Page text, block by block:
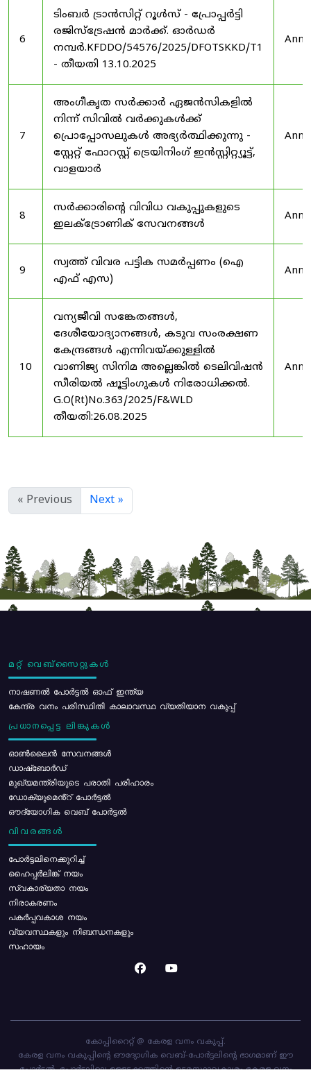
6
ടിംബർ ട്രാൻസിറ്റ് റൂൾസ് - പ്രോപ്പർട്ടി
രജിസ്ട്രേഷൻ മാർക്ക്. ഓർഡർ
നമ്പർ.KFDDO/54576/2025/DFOTSKKD/T1
- തീയതി 13.10.2025
7
അംഗീകൃത സർക്കാർ ഏജൻസികളിൽ
നിന്ന് സിവിൽ വർക്കുകൾക്ക്
പ്രൊപ്പോസലുകൾ അഭ്യർത്ഥിക്കുന്നു -
സ്റ്റേറ്റ് ഫോറസ്റ്റ് ട്രെയിനിംഗ് ഇൻസ്റ്റിറ്റ്യൂട്ട്,
വാളയാർ
8
സർക്കാരിന്റെ വിവിധ വകുപ്പുകളുടെ
ഇലക്ട്രോണിക് സേവനങ്ങൾ
9
സ്വത്ത് വിവര പട്ടിക സമർപ്പണം (ഐ
എഫ് എസ)
10
വന്യജീവി സങ്കേതങ്ങൾ,
ദേശീയോദ്യാനങ്ങൾ, കടുവ സംരക്ഷണ
കേന്ദ്രങ്ങൾ എന്നിവയ്ക്കുള്ളിൽ
വാണിജ്യ സിനിമ അല്ലെങ്കിൽ ടെലിവിഷൻ
സീരിയൽ ഷൂട്ടിംഗുകൾ നിരോധിക്കൽ.
G.O(Rt)No.363/2025/F&WLD
തീയതി:26.08.2025
« Previous Next »
മറ്റ് വെബ്സൈറ്റുകൾ
നാഷണൽ പോർട്ടൽ ഓഫ് ഇന്ത്യ
കേന്ദ്ര വനം പരിസ്ഥിതി കാലാവസ്ഥ വ്യതിയാന വകുപ്പ്
പ്രധാനപ്പെട്ട ലിങ്കുകൾ
ഓൺലൈൻ സേവനങ്ങൾ
ഡാഷ്ബോർഡ്
മുഖ്യമന്ത്രിയുടെ പരാതി പരിഹാരം
ഡോക്യുമെൻ്റ് പോർട്ടൽ
ഔദ്യോഗിക വെബ് പോർട്ടൽ
വിവരങ്ങൾ
പോര്‍ട്ടലിനെക്കുറിച്ച്
ഹൈപ്പർലിങ്ക് നയം
സ്വകാര്യതാ നയം
നിരാകരണം
പകർപ്പവകാശ നയം
വ്യവസ്ഥകളും നിബന്ധനകളും
സഹായം
കോപ്പിറൈറ്റ് @ കേരള വനം വകുപ്പ്.
കേരള വനം വകുപ്പിന്റെ ഔദ്യോഗിക വെബ്-പോർട്ടലിന്റെ ഭാഗമാണ് ഈ
പോർട്ടൽ. പോർട്ടലിലെ ഉള്ളടക്കത്തിന്റെ ഉടമസ്ഥാവകാശം കേരള വനം